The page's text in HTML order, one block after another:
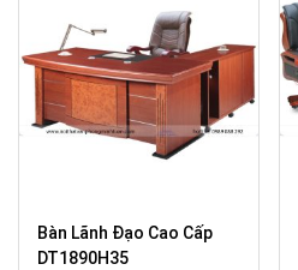
Bàn Lãnh Đạo Cao Cấp
DT1890H35